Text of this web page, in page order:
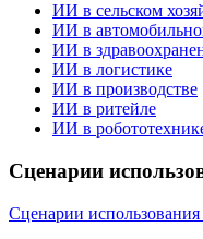
ИИ в сельском
ИИ в
ИИ в
ИИ в логистике
ИИ в производстве
ИИ в ритейле
ИИ в
Сценарии
Сценарии